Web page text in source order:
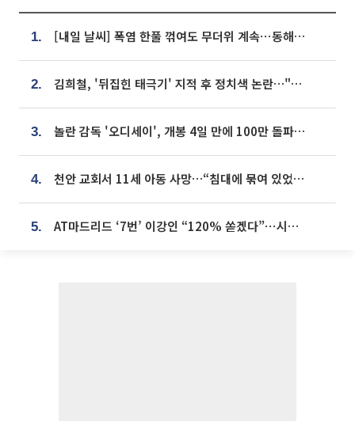
1. [내일 날씨] 폭염 한풀 꺾여도 무더위 계속⋯동해안 이틀 연속 비
2. 김희철, '뒤집힌 태극기' 지적 후 정치색 논란…"좌우 떠나 우리나라 국기"
3. 놀란 감독 '오디세이', 개봉 4일 만에 100만 돌파⋯'왕사남' 보다 빠르다
4. 천안 교회서 11세 아동 사망…“침대에 묶여 있었다” 진술 확보
5. AT마드리드 ‘7번’ 이강인 “120% 쏟겠다”⋯시메오네 감독 “필요한 선수”